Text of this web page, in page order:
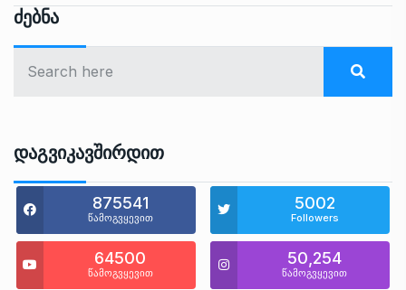
Ძებნა
Დაგვიკავშირდით
875541
წამოგვყევით
5002
Followers
64500
წამოგვყევით
50,254
წამოგვყევით